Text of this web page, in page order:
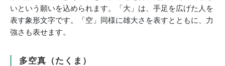
いという願いを込められます。「大」は、手足を広げた人を
表す象形文字です。「空」同様に雄大さを表すとともに、力
強さも表せます。
多空真（たくま）